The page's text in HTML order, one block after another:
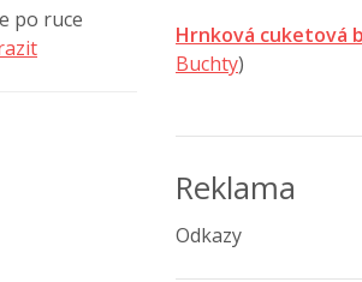
po ruce
Hrnková cuketová
Buchty)
Reklama
Odkazy